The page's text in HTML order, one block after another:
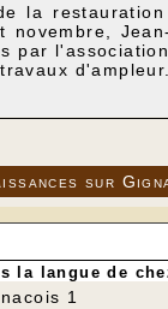
la
novembre,
par
été nettoyés.
de
Ce sera
sur
la langue de
1